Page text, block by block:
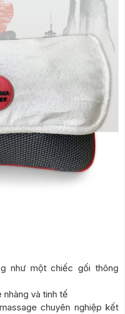
như một chiếc gối thông
và tinh tế
chuyên nghiệp kết